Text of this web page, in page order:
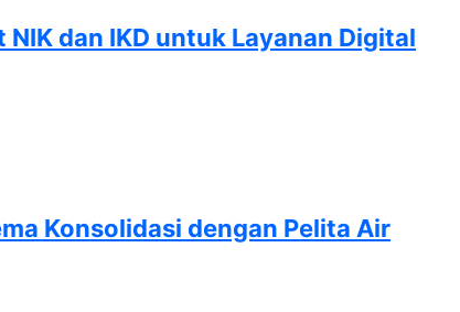
dan IKD untuk Layanan Digital
Konsolidasi dengan Pelita Air